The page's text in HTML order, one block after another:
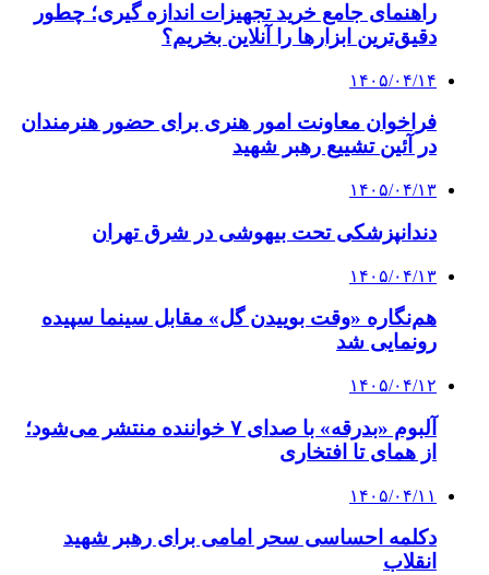
راهنمای جامع خرید تجهیزات اندازه گیری؛ چطور
دقیق‌ترین ابزارها را آنلاین بخریم؟
۱۴۰۵/۰۴/۱۴
فراخوان معاونت امور هنری برای حضور هنرمندان
در آئین تشییع رهبر شهید
۱۴۰۵/۰۴/۱۳
دندانپزشکی تحت بیهوشی در شرق تهران
۱۴۰۵/۰۴/۱۳
هم‌نگاره «وقت بوییدن گل» مقابل سینما سپیده
رونمایی شد
۱۴۰۵/۰۴/۱۲
آلبوم «بدرقه» با صدای ۷ خواننده منتشر می‌شود؛
از همای تا افتخاری
۱۴۰۵/۰۴/۱۱
دکلمه‌ احساسی سحر امامی برای رهبر شهید
انقلاب